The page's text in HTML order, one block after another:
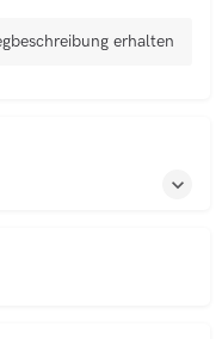
erhalten